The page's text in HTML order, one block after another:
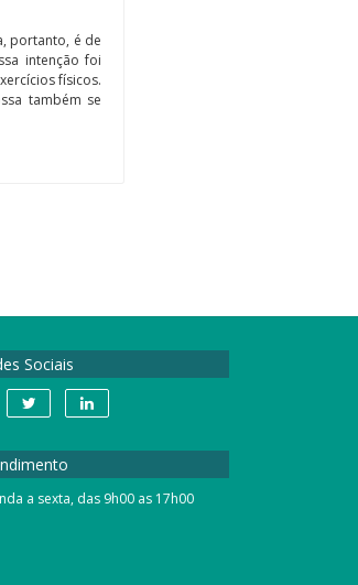
portanto, é de
intenção foi
físicos.
também se
Sociais
a sexta, das 9h00 as 17h00